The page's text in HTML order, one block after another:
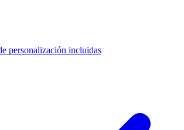
personalización incluidas